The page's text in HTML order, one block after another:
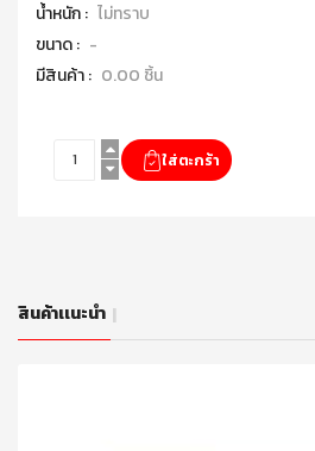
น้ำหนัก : ไม่ทราบ
ขนาด : -
มีสินค้า : 0.00 ชิ้น
สินค้าเเนะนำ